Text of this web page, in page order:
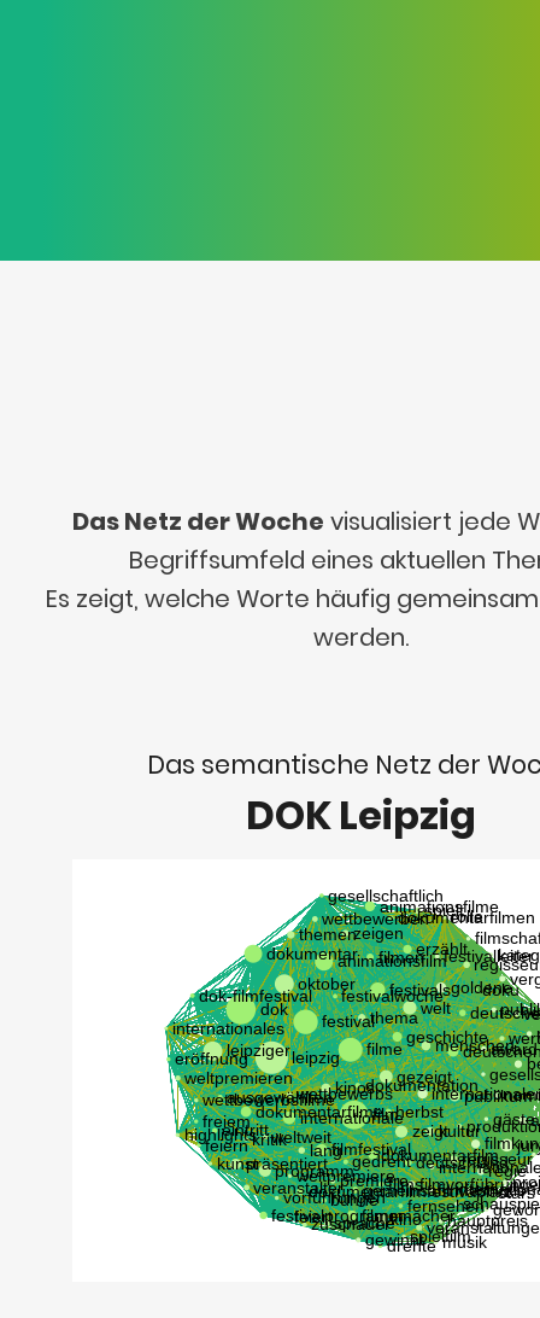
Das Netz der Woche visualisiert jede
Begriffsumfeld eines aktuellen
Es zeigt, welche Worte häufig
werden.
Das semantische Netz der
DOK Leipzig